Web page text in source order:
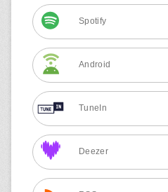
Spotify
Android
TuneIn
Deezer